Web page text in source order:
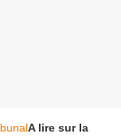
A lire sur la